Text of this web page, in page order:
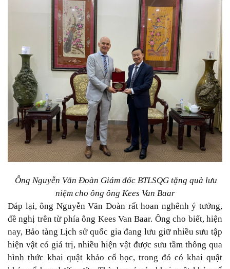
Ông Nguyễn Văn Đoàn Giám đốc BTLSQG tặng quà lưu
niệm cho ông ông Kees Van Baar
Đáp lại, ông Nguyễn Văn Đoàn rất hoan nghênh ý tưởng,
đề nghị trên từ phía ông Kees Van Baar. Ông cho biết, hiện
nay, Bảo tàng Lịch sử quốc gia đang lưu giữ nhiều sưu tập
hiện vật có giá trị, nhiều hiện vật được sưu tầm thông qua
hình thức khai quật khảo cổ học, trong đó có khai quật